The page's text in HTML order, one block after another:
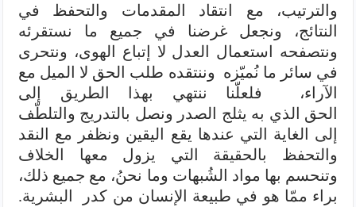
والترتيب، مع انتقاد المقدمات والتحفظ في
النتائج، ونجعل غرضنا في جميع ما نستقرئه
ونتصفحه استعمال العدل لا إتباع الهوى، ونتحرى
في سائر ما نُميّزه وننتقده طلب الحق لا الميل مع
الآراء، فلعلّنا ننتهي بهذا الطريق إلى
الحق الذي به يثلج الصدر ونصل بالتدريج والتلطّف
إلى الغاية التي عندها يقع اليقين ونظفر مع النقد
والتحفظ بالحقيقة التي يزول معها الخلاف
وتنحسم بها مواد الشُبهات وما نحنُ، مع جميع ذلك،
براء ممّا هو في طبيعة الإنسان من كدر البشرية.